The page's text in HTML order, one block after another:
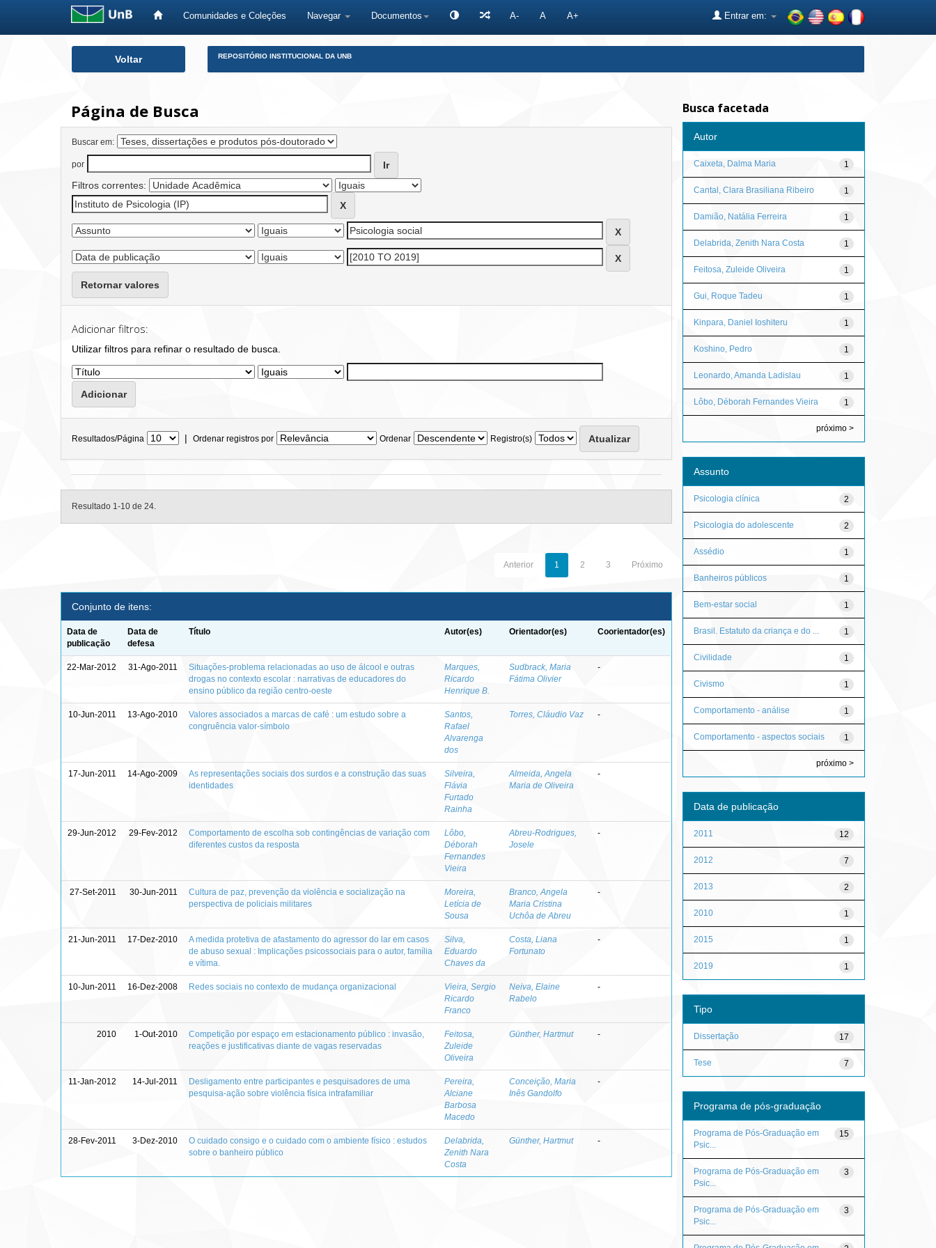
Comunidades e Coleções Navegar Documentos A- A A+ Entrar em:
Voltar REPOSITÓRIO INSTITUCIONAL DA UNB
Página de Busca
Buscar em:
por
Filtros correntes:
Retornar valores
Adicionar filtros:
Utilizar filtros para refinar o resultado de busca.
Resultados/Página | Ordenar registros por Ordenar Registro(s)
Resultado 1-10 de 24.
Anterior 1 2 3 Próximo
Conjunto de itens:
Data de
publicação
Data de
defesa
Título Autor(es) Orientador(es) Coorientador(es)
22-Mar-2012 31-Ago-2011
Situações-problema relacionadas ao uso de álcool e outras
drogas no contexto escolar : narrativas de educadores do
ensino público da região centro-oeste
Marques,
Ricardo
Henrique B.
Sudbrack, Maria
Fátima Olivier
-
10-Jun-2011 13-Ago-2010
Valores associados a marcas de café : um estudo sobre a
congruência valor-símbolo
Santos,
Rafael
Alvarenga
dos
Torres, Cláudio Vaz -
17-Jun-2011 14-Ago-2009
As representações sociais dos surdos e a construção das suas
identidades
Silveira,
Flávia
Furtado
Rainha
Almeida, Angela
Maria de Oliveira
-
29-Jun-2012 29-Fev-2012
Comportamento de escolha sob contingências de variação com
diferentes custos da resposta
Lôbo,
Déborah
Fernandes
Vieira
Abreu-Rodrigues,
Josele
-
27-Set-2011 30-Jun-2011
Cultura de paz, prevenção da violência e socialização na
perspectiva de policiais militares
Moreira,
Letícia de
Sousa
Branco, Angela
Maria Cristina
Uchôa de Abreu
-
21-Jun-2011 17-Dez-2010
A medida protetiva de afastamento do agressor do lar em casos
de abuso sexual : Implicações psicossociais para o autor, família
e vítima.
Silva,
Eduardo
Chaves da
Costa, Liana
Fortunato
-
10-Jun-2011 16-Dez-2008 Redes sociais no contexto de mudança organizacional
Vieira, Sergio
Ricardo
Franco
Neiva, Elaine
Rabelo
-
2010 1-Out-2010
Competição por espaço em estacionamento público : invasão,
reações e justificativas diante de vagas reservadas
Feitosa,
Zuleide
Oliveira
Günther, Hartmut -
11-Jan-2012 14-Jul-2011
Desligamento entre participantes e pesquisadores de uma
pesquisa-ação sobre violência física intrafamiliar
Pereira,
Alciane
Barbosa
Macedo
Conceição, Maria
Inês Gandolfo
-
28-Fev-2011 3-Dez-2010
O cuidado consigo e o cuidado com o ambiente físico : estudos
sobre o banheiro público
Delabrida,
Zenith Nara
Costa
Günther, Hartmut -
Busca facetada
Autor
1
Caixeta, Dalma Maria
1
Cantal, Clara Brasiliana Ribeiro
1
Damião, Natália Ferreira
1
Delabrida, Zenith Nara Costa
1
Feitosa, Zuleide Oliveira
1
Gui, Roque Tadeu
1
Kinpara, Daniel Ioshiteru
1
Koshino, Pedro
1
Leonardo, Amanda Ladislau
1
Lôbo, Déborah Fernandes Vieira
próximo >
Assunto
2
Psicologia clínica
2
Psicologia do adolescente
1
Assédio
1
Banheiros públicos
1
Bem-estar social
1
Brasil. Estatuto da criança e do ...
1
Civilidade
1
Civismo
1
Comportamento - análise
1
Comportamento - aspectos sociais
próximo >
Data de publicação
12
2011
7
2012
2
2013
1
2010
1
2015
1
2019
Tipo
17
Dissertação
7
Tese
Programa de pós-graduação
15
Programa de Pós-Graduação em
Psic...
3
Programa de Pós-Graduação em
Psic...
3
Programa de Pós-Graduação em
Psic...